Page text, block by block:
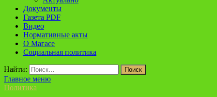
Документы
Газета PDF
Видео
Нормативные акты
О Магасе
Социальная политика
Найти:
Главное меню
Политика